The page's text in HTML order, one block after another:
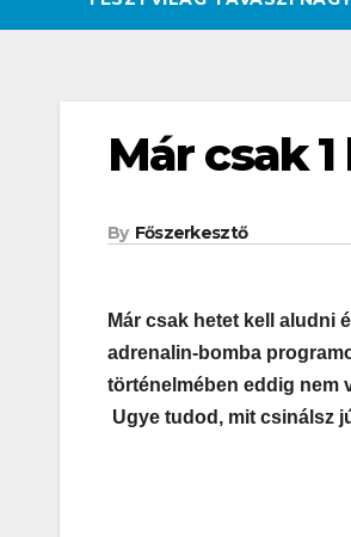
Már csak
By Főszerkesztő
Már csak hetet kell aludni
adrenalin-bomba
történelmében eddig nem
Ugye tudod, mit csinálsz